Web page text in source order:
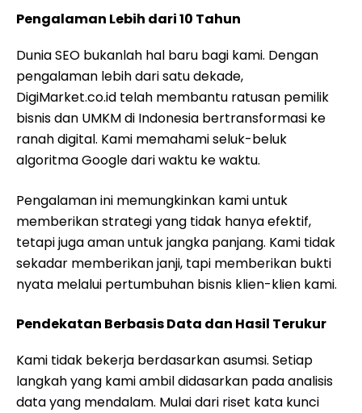
Pengalaman Lebih dari 10 Tahun
Dunia SEO bukanlah hal baru bagi kami. Dengan
pengalaman lebih dari satu dekade,
DigiMarket.co.id telah membantu ratusan pemilik
bisnis dan UMKM di Indonesia bertransformasi ke
ranah digital. Kami memahami seluk-beluk
algoritma Google dari waktu ke waktu.
Pengalaman ini memungkinkan kami untuk
memberikan strategi yang tidak hanya efektif,
tetapi juga aman untuk jangka panjang. Kami tidak
sekadar memberikan janji, tapi memberikan bukti
nyata melalui pertumbuhan bisnis klien-klien kami.
Pendekatan Berbasis Data dan Hasil Terukur
Kami tidak bekerja berdasarkan asumsi. Setiap
langkah yang kami ambil didasarkan pada analisis
data yang mendalam. Mulai dari riset kata kunci